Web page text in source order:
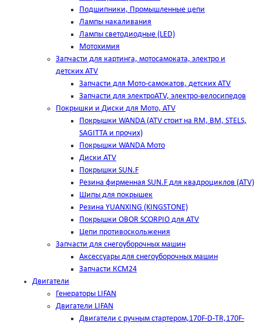
Подшипники, Промышленные цепи
Лампы накаливания
Лампы светодиодные (LED)
Мотохимия
Запчасти для картинга, мотосамоката, электро и
детских ATV
Запчасти для Мото-самокатов, детских ATV
Запчасти для электроATV, электро-велосипедов
Покрышки и Диски для Мото, ATV
Покрышки WANDA (АТV стоит на RM, BM, STELS,
SAGITTA и прочих)
Покрышки WANDA Мото
Диски ATV
Покрышки SUN.F
Резина фирменная SUN.F для квадроциклов (АТV)
Шипы для покрышек
Резина YUANXING (KINGSTONE)
Покрышки OBOR SCORPIO для ATV
Цепи противоскольжения
Запчасти для снегоуборочных машин
Аксессуары для снегоуборочных машин
Запчасти КСМ24
Двигатели
Генераторы LIFAN
Двигатели LIFAN
Двигатели с ручным стартером,170F-D-TR,170F-